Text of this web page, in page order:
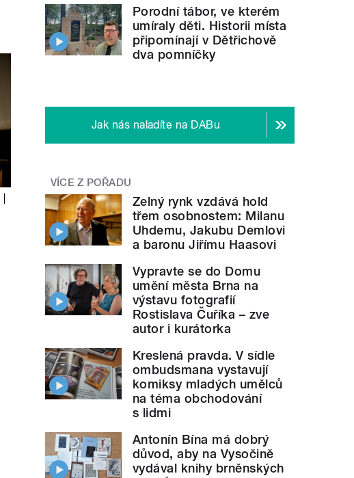
Porodní tábor, ve kterém
umíraly děti. Historii místa
připomínají v Dětřichově
dva pomníčky
Jak nás naladíte na DABu
VÍCE Z POŘADU
Zelný rynk vzdává hold
třem osobnostem: Milanu
Uhdemu, Jakubu Demlovi
a baronu Jiřímu Haasovi
Vypravte se do Domu
umění města Brna na
výstavu fotografií
Rostislava Čuříka – zve
autor i kurátorka
Kreslená pravda. V sídle
ombudsmana vystavují
komiksy mladých umělců
na téma obchodování
s lidmi
Antonín Bína má dobrý
důvod, aby na Vysočině
vydával knihy brněnských